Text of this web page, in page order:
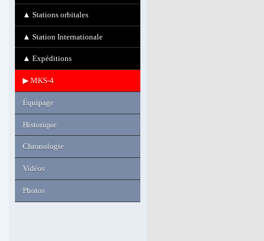
▲ Stations orbitales
▲ Station Internationale
▲ Expéditions
▶ MKS-4
Équipage
Historique
Chronologie
Vidéos
Photos